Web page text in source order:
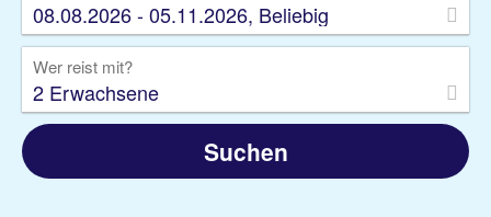
08.08.2026 - 05.11.2026, Beliebig
Wer reist mit?
2 Erwachsene
Suchen